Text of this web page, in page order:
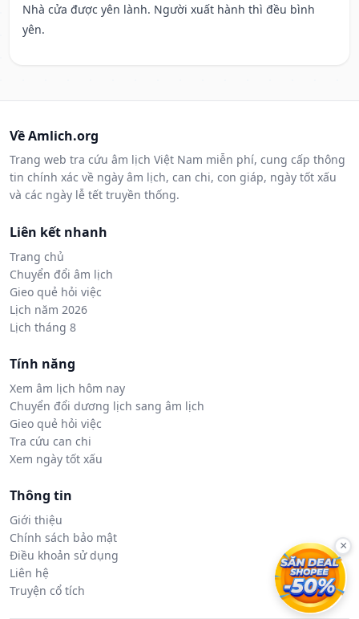
Nhà cửa được yên lành. Người xuất hành thì đều bình
yên.
Về Amlich.org
Trang web tra cứu âm lịch Việt Nam miễn phí, cung cấp thông
tin chính xác về ngày âm lịch, can chi, con giáp, ngày tốt xấu
và các ngày lễ tết truyền thống.
Liên kết nhanh
Trang chủ
Chuyển đổi âm lịch
Gieo quẻ hỏi việc
Lịch năm 2026
Lịch tháng 8
Tính năng
Xem âm lịch hôm nay
Chuyển đổi dương lịch sang âm lịch
Gieo quẻ hỏi việc
Tra cứu can chi
Xem ngày tốt xấu
Thông tin
Giới thiệu
Chính sách bảo mật
Điều khoản sử dụng
Liên hệ
Truyện cổ tích
×